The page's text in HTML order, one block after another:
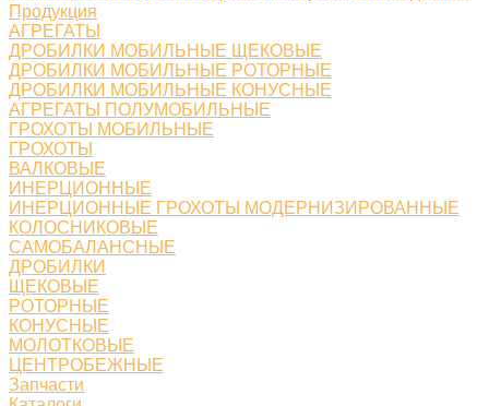
Продукция
АГРЕГАТЫ
ДРОБИЛКИ МОБИЛЬНЫЕ ЩЕКОВЫЕ
ДРОБИЛКИ МОБИЛЬНЫЕ РОТОРНЫЕ
ДРОБИЛКИ МОБИЛЬНЫЕ КОНУСНЫЕ
АГРЕГАТЫ ПОЛУМОБИЛЬНЫЕ
ГРОХОТЫ МОБИЛЬНЫЕ
ГРОХОТЫ
ВАЛКОВЫЕ
ИНЕРЦИОННЫЕ
ИНЕРЦИОННЫЕ ГРОХОТЫ МОДЕРНИЗИРОВАННЫЕ
КОЛОСНИКОВЫЕ
САМОБАЛАНСНЫЕ
ДРОБИЛКИ
ЩЕКОВЫЕ
РОТОРНЫЕ
КОНУСНЫЕ
МОЛОТКОВЫЕ
ЦЕНТРОБЕЖНЫЕ
Запчасти